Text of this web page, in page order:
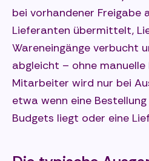
bei vorhandener Freigabe
Lieferanten übermittelt,
Wareneingänge verbucht
abgleicht – ohne manuelle
Mitarbeiter wird nur bei
etwa wenn eine
Budgets liegt oder eine